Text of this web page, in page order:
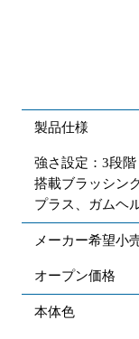
製品仕様
強さ設定：3段階
搭載ブラッシン
プラス、ガムヘ
メーカー希望小
オープン価格
本体色